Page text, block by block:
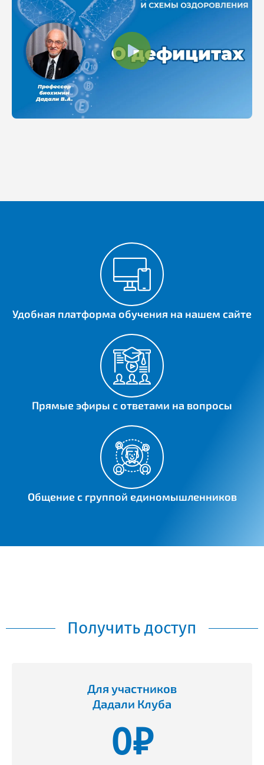
Удобная платформа обучения на нашем сайте
Прямые эфиры с ответами на вопросы
Общение с группой единомышленников
Получить доступ
Для участников
Дадали Клуба
0₽